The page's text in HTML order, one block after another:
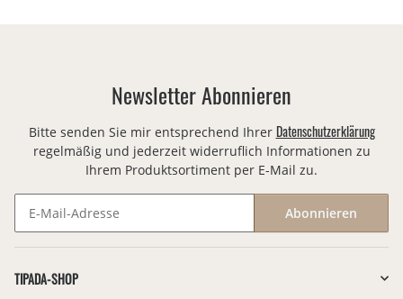
Newsletter Abonnieren
Bitte senden Sie mir entsprechend Ihrer Datenschutzerklärung
regelmäßig und jederzeit widerruflich Informationen zu
Ihrem Produktsortiment per E-Mail zu.
Abonnieren
TIPADA-SHOP